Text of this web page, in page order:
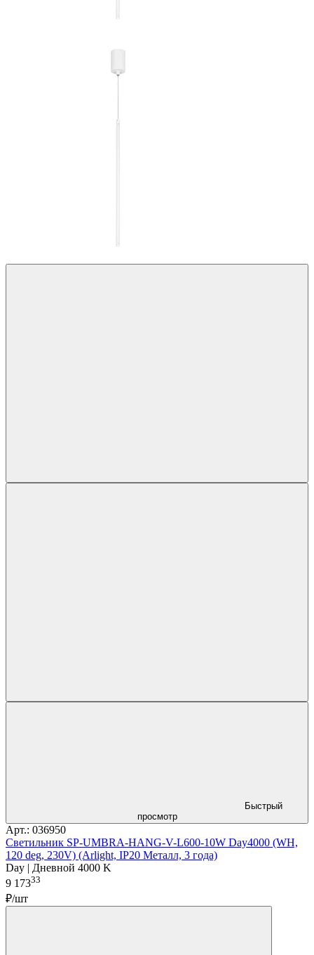
Быстрый
просмотр
Арт.: 036950
Светильник SP-UMBRA-HANG-V-L600-10W Day4000 (WH,
120 deg, 230V) (Arlight, IP20 Металл, 3 года)
Day | Дневной 4000 K
9 17333
₽/шт